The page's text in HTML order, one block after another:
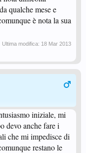
qualche mese e
è nota la sua
Ultima modifica: 18 Mar 2013
iniziale, mi
devo anche fare i
che mi impedisce di
restano le